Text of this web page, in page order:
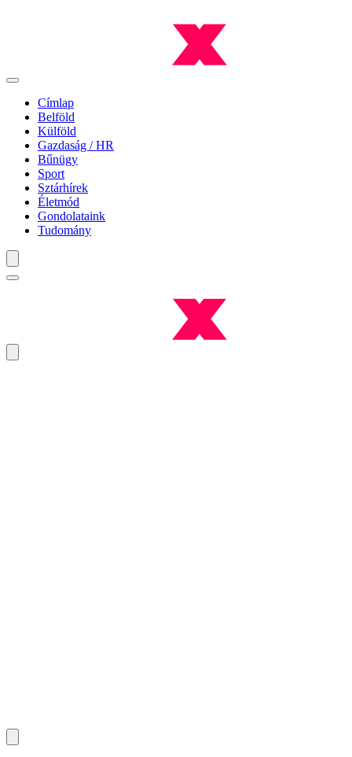
Címlap
Belföld
Külföld
Gazdaság / HR
Bűnügy
Sport
Sztárhírek
Életmód
Gondolataink
Tudomány